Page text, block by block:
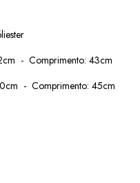
- Comprimento: 43cm
- Comprimento: 45cm